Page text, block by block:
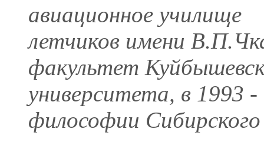
авиационное училище
летчиков имени
факультет
университета, в 1993
философии